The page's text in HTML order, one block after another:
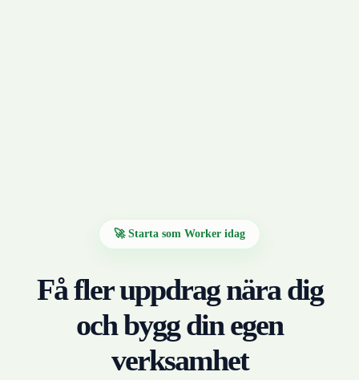
🚀 Starta som Worker idag
Få fler uppdrag nära dig
och bygg din egen
verksamhet